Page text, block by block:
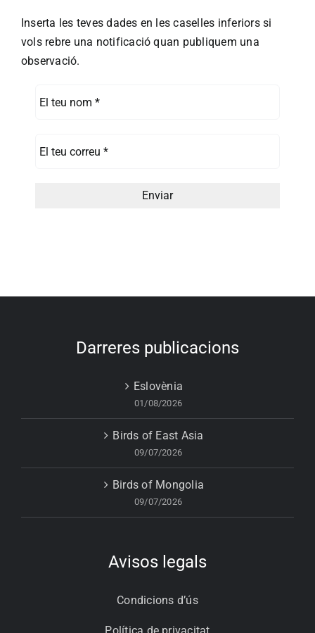
Inserta les teves dades en les caselles inferiors si
vols rebre una notificació quan publiquem una
observació.
Darreres publicacions
Eslovènia
01/08/2026
Birds of East Asia
09/07/2026
Birds of Mongolia
09/07/2026
Avisos legals
Condicions d’ús